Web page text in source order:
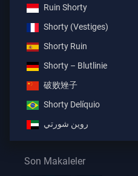
Ruin Shorty
Shorty (Vestiges)
Shorty Ruin
Shorty – Blutlinie
破败矬子
Shorty Delíquio
روين شورتي
Son Makaleler